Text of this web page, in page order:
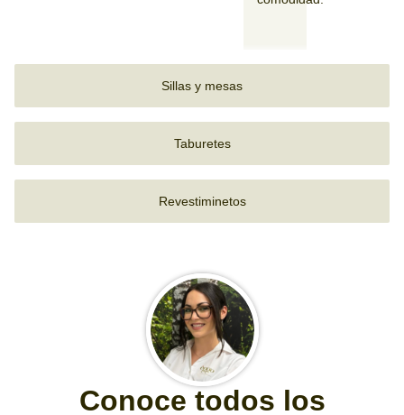
Sillas y mesas
Taburetes
Revestiminetos
Conoce todos los